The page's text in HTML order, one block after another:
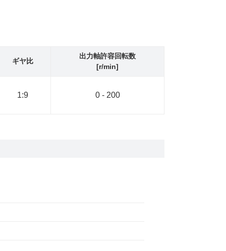
ギヤ比
出力軸許容回転数
[r/min]
1:9 0 - 200